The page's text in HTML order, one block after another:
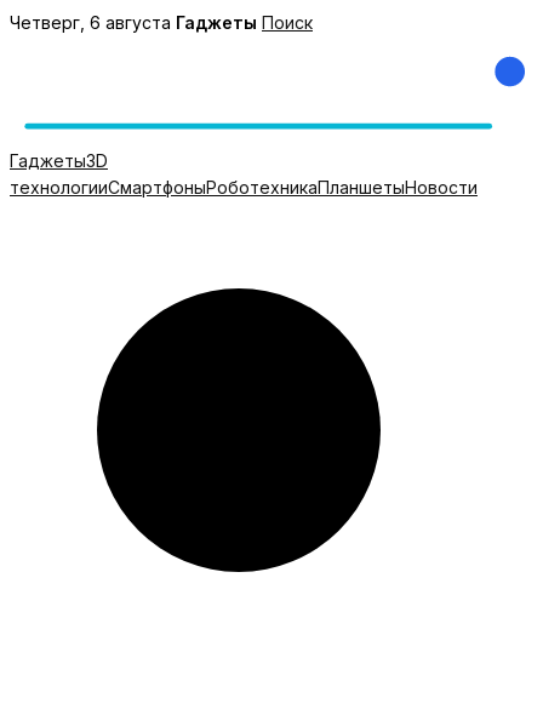
Перейти
Четверг, 6 августа Гаджеты Поиск
Гаджеты3D
технологииСмартфоныРоботехникаПланшетыНовости